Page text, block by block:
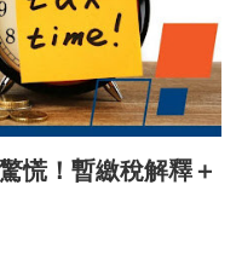
慌！暫繳稅解釋＋